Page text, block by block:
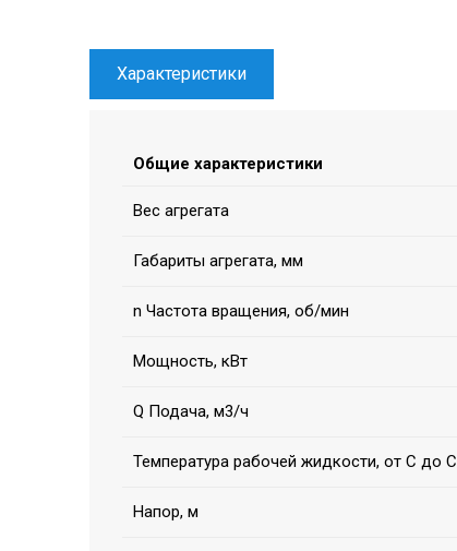
Характеристики
Общие характеристики
Вес агрегата
Габариты агрегата, мм
n Частота вращения, об/мин
Мощность, кВт
Q Подача, м3/ч
Температура рабочей жидкости, от С до С
Напор, м